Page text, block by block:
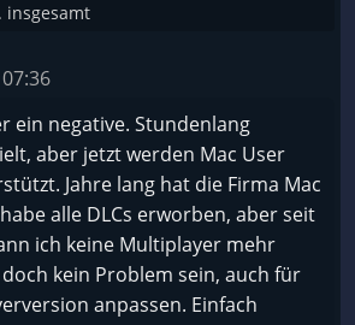
insgesamt
07:36
ein negative. Stundenlang
aber jetzt werden Mac User
Jahre lang hat die Firma Mac
alle DLCs erworben, aber seit
ich keine Multiplayer mehr
kein Problem sein, auch für
anpassen. Einfach